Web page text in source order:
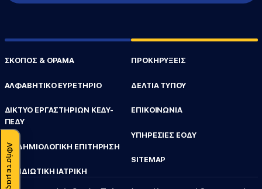
ΣΚΟΠΟΣ & ΟΡΑΜΑ
ΑΛΦΑΒΗΤΙΚΟ ΕΥΡΕΤΗΡΙΟ
ΔΙΚΤΥΟ ΕΡΓΑΣΤΗΡΙΩΝ ΚΕΔΥ-
ΠΕΔΥ
ΕΠΙΔΗΜΙΟΛΟΓΙΚΗ ΕΠΙΤΗΡΗΣΗ
ΤΑΞΙΔΙΩΤΙΚΗ ΙΑΤΡΙΚΗ
ΠΡΟΚΗΡΥΞΕΙΣ
ΔΕΛΤΙΑ ΤΥΠΟΥ
ΕΠΙΚΟΙΝΩΝΙΑ
ΥΠΗΡΕΣΙΕΣ ΕΟΔΥ
SITEMAP